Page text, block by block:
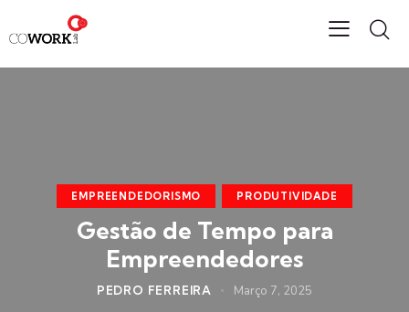
EMPREENDEDORISMO PRODUTIVIDADE
Gestão de Tempo para
Empreendedores
PEDRO FERREIRA Março 7, 2025